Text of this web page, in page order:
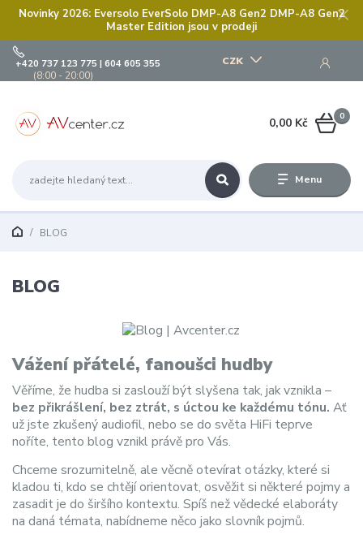
Novinky 2026: Eversolo EverSolo DMP-A8 Gen2 DMP-A8 Gen2
Master Edition jsou v prodeji
Menu
CZK
+420 737 123 775 | 604 605 355
(8:00 - 20:00)
0
0,00 Kč
BLOG
BLOG
Vážení přátelé, fanoušci hudby
Věříme, že hudba si zaslouží být slyšena tak, jak vznikla –
bez přikrášlení, bez ztrát, s úctou ke každému tónu. Ať
už jste zkušený audiofil, nebo se do světa HiFi teprve
noříte, tento blog vznikl právě pro Vás.
Chceme srozumitelně, ale věcně otevírat otázky, které si
kladou ti, kdo se chtějí orientovat, osvěžit si některé pojmy a
zasadit je do širšího kontextu. Spíš než vědecké elaboráty
na daná témata, nabídneme něco jako slovník pojmů.